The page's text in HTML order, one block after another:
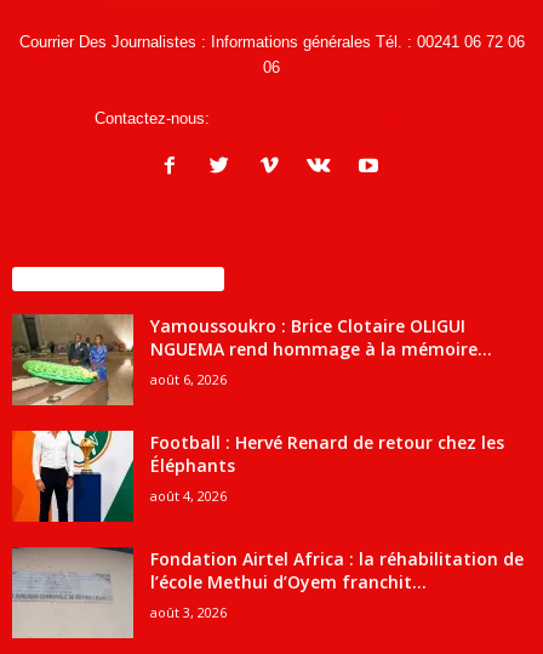
Courrier Des Journalistes : Informations générales Tél. : 00241 06 72 06
06
Contactez-nous:
Yamoussoukro : Brice Clotaire OLIGUI
NGUEMA rend hommage à la mémoire...
août 6, 2026
Football : Hervé Renard de retour chez les
Éléphants
août 4, 2026
Fondation Airtel Africa : la réhabilitation de
l’école Methui d’Oyem franchit...
août 3, 2026